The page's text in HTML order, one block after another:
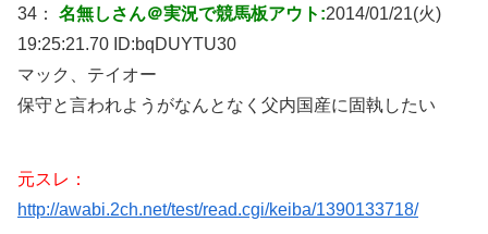
34： 名無しさん＠実況で競馬板アウト:2014/01/21(火)
19:25:21.70 ID:bqDUYTU30
マック、テイオー
保守と言われようがなんとなく父内国産に固執したい
元スレ：
http://awabi.2ch.net/test/read.cgi/keiba/1390133718/